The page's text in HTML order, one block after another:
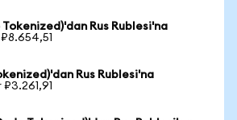
Rus Rublesi'na
Rus Rublesi'na